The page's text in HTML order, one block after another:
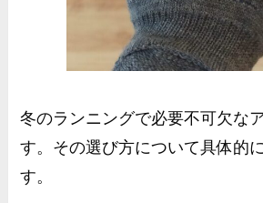
冬のランニングで必要不可欠な
す。その選び方について具体的
す。